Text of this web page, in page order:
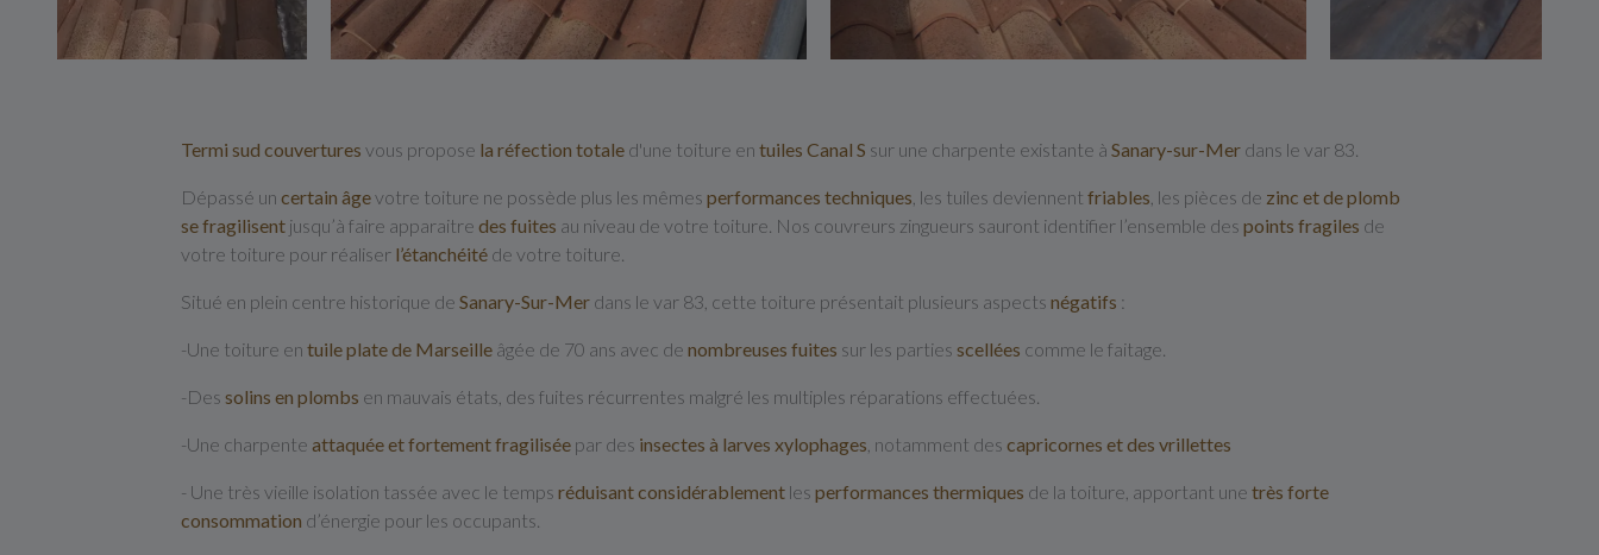
Termi sud couvertures vous propose la réfection totale d'une toiture en tuiles Canal S sur une charpente existante à Sanary-sur-Mer dans le var 83.
Dépassé un certain âgevotre toiture ne possède plus les mêmes performances techniques , les tuiles deviennent friables , les pièces de zinc et deplomb
se fragilisent jusqu’à faire apparaitre des fuites au niveau de votre toiture. Nos couvreurs zingueurs sauront identifier l’ensemble des points fragiles de
votre toiture pour réaliser l’étanchéité de votre toiture.
Situé en plein centre historique de Sanary-Sur-Mer dans le var 83, cette toiture présentait plusieurs aspects négatifs :
-Une toiture en tuile plate de Marseille âgée de 70 ans avec de nombreuses fuites sur les parties scellées comme le faitage.
-Des solins en plombs en mauvais états, des fuites récurrentes malgré les multiples réparations effectuées.
-Une charpente attaquée et fortement fragilisée par des insectes à larves xylophages , notamment des capricornes et des vrillettes
- Une très vieille isolation tassée avec le temps réduisant considérablement les performances thermiques de la toiture, apportant une très forte
consommation d’énergie pour les occupants.